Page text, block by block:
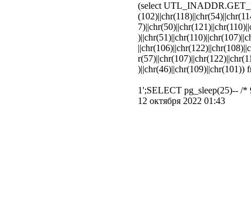
(select
1';SELECT pg_sleep(25)-- /
12 октября 2022 01:43